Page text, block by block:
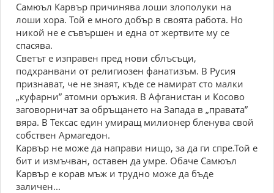
Самюъл Карвър причинява лоши злополуки на
лоши хора. Той е много добър в своята работа. Но
никой не е съвършен и една от жертвите му се
спасява.
Светът е изправен пред нови сблъсъци,
подхранвани от религиозен фанатизъм. В Русия
признават, че не знаят, къде се намират сто малки
„куфарни” атомни оръжия. В Афганистан и Косово
заговорничат за обръщането на Запада в „правата”
вяра. В Тексас един умиращ милионер бленува свой
собствен Армагедон.
Карвър не може да направи нищо, за да ги спре.Той е
бит и измъчван, оставен да умре. Обаче Самюъл
Карвър е корав мъж и трудно може да бъде
заличен...